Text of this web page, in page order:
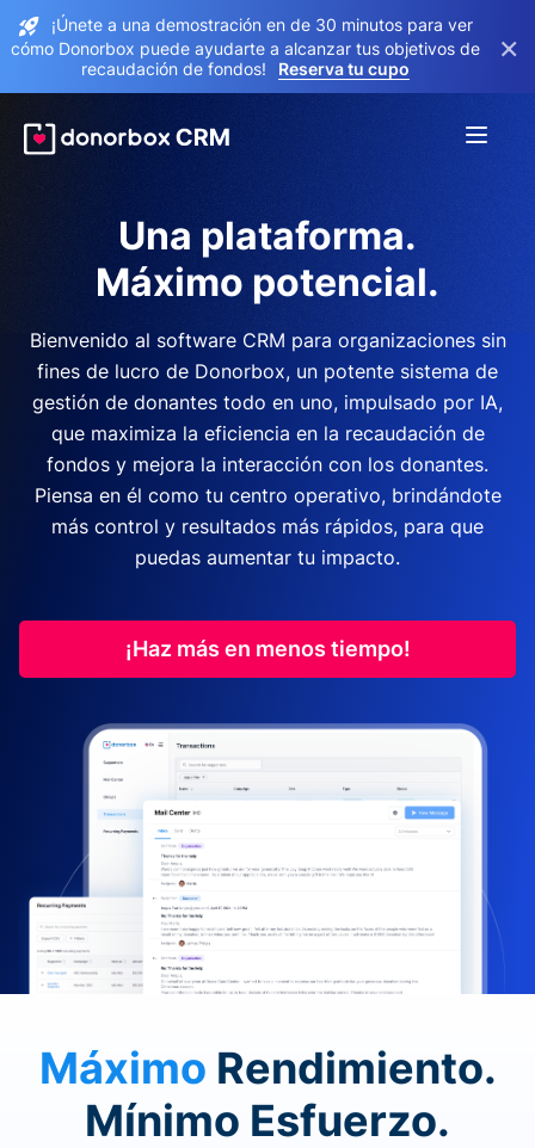
¡Únete a una demostración en de 30 minutos para ver
cómo Donorbox puede ayudarte a alcanzar tus objetivos de
recaudación de fondos!
Reserva tu cupo
×
Una plataforma.
Máximo potencial.
Bienvenido al software CRM para organizaciones sin
fines de lucro de Donorbox, un potente sistema de
gestión de donantes todo en uno, impulsado por IA,
que maximiza la eficiencia en la recaudación de
fondos y mejora la interacción con los donantes.
Piensa en él como tu centro operativo, brindándote
más control y resultados más rápidos, para que
puedas aumentar tu impacto.
¡Haz más en menos tiempo!
Máximo Rendimiento.
Mínimo Esfuerzo.